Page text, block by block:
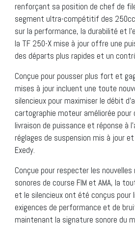
renforçant sa position de chef de
segment ultra-compétitif des
sur la performance, la durabilité et
la TF 250-X mise à jour offre une
des départs plus rapides et un
Conçue pour pousser plus fort et
mises à jour incluent une toute
silencieux pour maximiser le débit
cartographie moteur améliorée
livraison de puissance et réponse à
réglages de suspension mis à jour
Exedy.
Conçue pour respecter les
sonores de course FIM et AMA, la
et le silencieux ont été conçus pour
exigences de performance et de
maintenant la signature sonore du